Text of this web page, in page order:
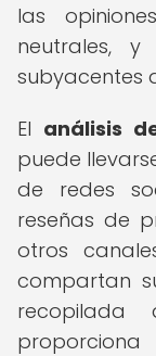
las
neutrales,
subyacentes
El análisis
puede
de redes
reseñas de
otros
compartan